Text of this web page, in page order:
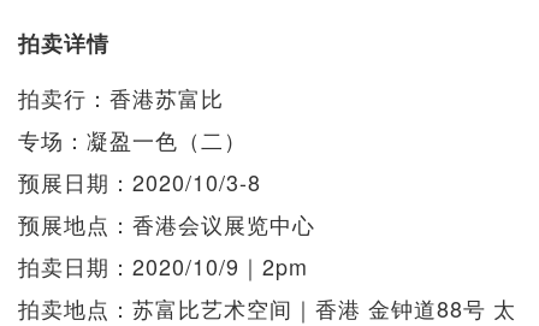
拍卖详情
拍卖行：香港苏富比
专场：凝盈一色（二）
预展日期：2020/10/3-8
预展地点：香港会议展览中心
拍卖日期：2020/10/9｜2pm
拍卖地点：苏富比艺术空间｜香港 金钟道88号 太